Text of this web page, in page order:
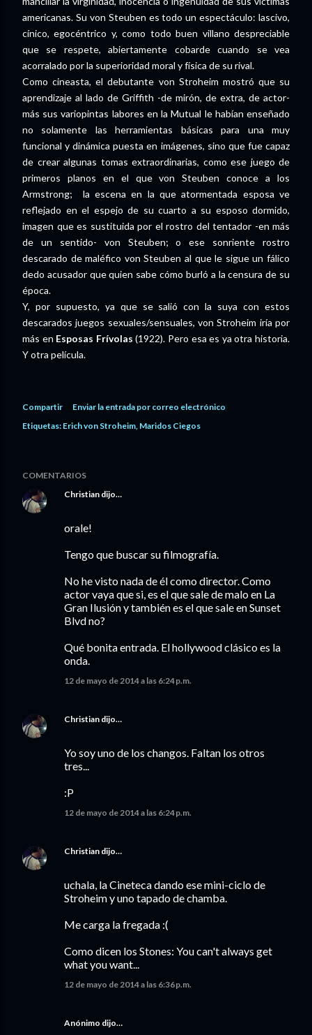
americanas. Su von Steuben es todo un espectáculo: lascivo,
cínico, egocéntrico y, como todo buen villano despreciable
que se respete, abiertamente cobarde cuando se vea
acorralado por la superioridad moral y física de su rival.
Como cineasta, el debutante von Stroheim mostró que su
aprendizaje al lado de Griffith -de mirón, de extra, de actor-
más sus variopintas labores en la Mutual le habían enseñado
no solamente las herramientas básicas para una muy
funcional y dinámica puesta en imágenes, sino que fue capaz
de crear algunas tomas extraordinarias, como ese juego de
primeros planos en el que von Steuben conoce a los
Armstrong; la escena en la que atormentada esposa ve
reflejado en el espejo de su cuarto a su esposo dormido,
imagen que es sustituida por el rostro del tentador -en más
de un sentido- von Steuben; o ese sonriente rostro
descarado de maléfico von Steuben al que le sigue un fálico
dedo acusador que quien sabe cómo burló a la censura de su
época.
Y, por supuesto, ya que se salió con la suya con estos
descarados juegos sexuales/sensuales, von Stroheim iría por
más en Esposas Frívolas(1922). Pero esa es ya otra historia.
Y otra película.
Compartir
Enviar la entrada por correo electrónico
Etiquetas: Erich von Stroheim Maridos Ciegos
COMENTARIOS
Christian dijo…
orale!
Tengo que buscar su filmografía.
No he visto nada de él como director. Como
actor vaya que si, es el que sale de malo en La
Gran Ilusión y también es el que sale en Sunset
Blvd no?
Qué bonita entrada. El hollywood clásico es la
onda.
12 de mayo de 2014 a las 6:24 p.m.
Christian dijo…
Yo soy uno de los changos. Faltan los otros
tres...
:P
12 de mayo de 2014 a las 6:24 p.m.
Christian dijo…
uchala, la Cineteca dando ese mini-ciclo de
Stroheim y uno tapado de chamba.
Me carga la fregada :(
Como dicen los Stones: You can't always get
what you want...
12 de mayo de 2014 a las 6:36 p.m.
Anónimo dijo…